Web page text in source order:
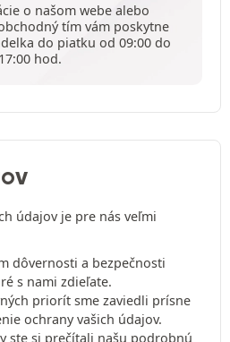
o našom webe alebo
tím vám poskytne
do piatku od 09:00 do
17:00 hod.
údajov je pre nás veľmi
dôvernosti a bezpečnosti
s nami zdieľate.
priorít sme zaviedli prísne
ochrany vašich údajov.
ste si prečítali našu podrobnú